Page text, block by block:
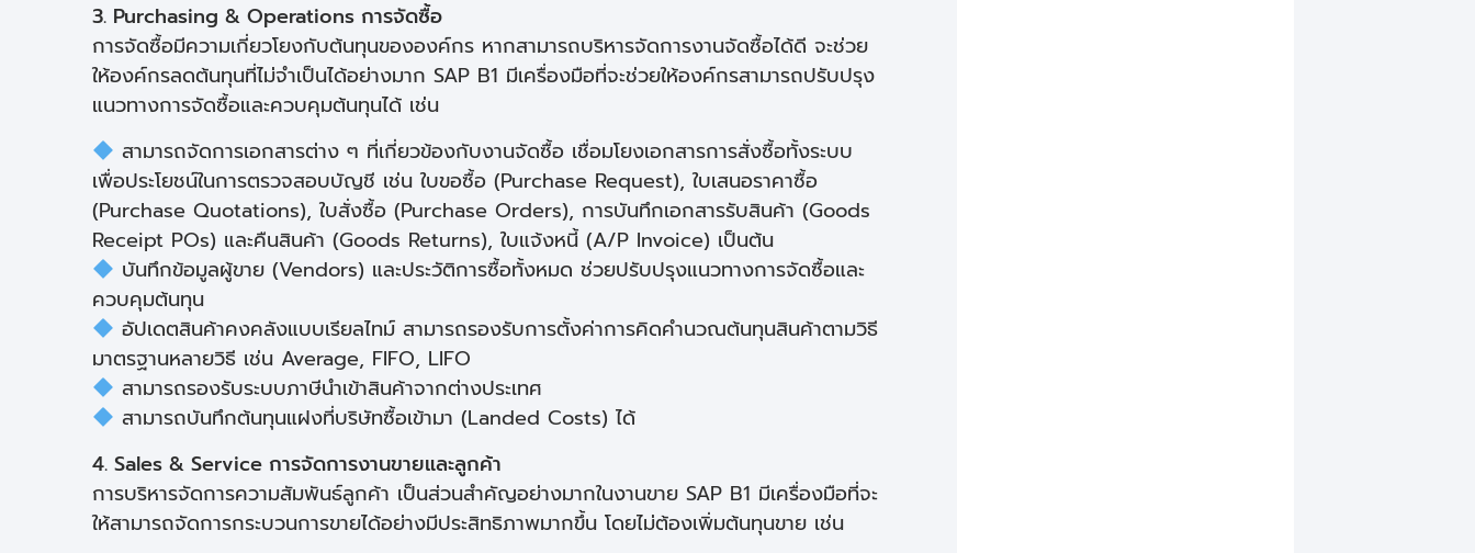
3. Purchasing & Operations การจัดซื้อ
การจัดซื้อมีความเกี่ยวโยงกับต้นทุนขององค์กร หากสามารถบริหารจัดการงานจัดซื้อได้ดี จะช่วย
ให้องค์กรลดต้นทุนที่ไม่จำเป็นได้อย่างมาก SAP B1 มีเครื่องมือที่จะช่วยให้องค์กรสามารถปรับปรุง
แนวทางการจัดซื้อและควบคุมต้นทุนได้ เช่น
สามารถจัดการเอกสารต่าง ๆ ที่เกี่ยวข้องกับงานจัดซื้อ เชื่อมโยงเอกสารการสั่งซื้อทั้งระบบ
เพื่อประโยชน์ในการตรวจสอบบัญชี เช่น ใบขอซื้อ (Purchase Request), ใบเสนอราคาซื้อ
(Purchase Quotations), ใบสั่งซื้อ (Purchase Orders), การบันทึกเอกสารรับสินค้า (Goods
Receipt POs) และคืนสินค้า (Goods Returns), ใบแจ้งหนี้ (A/P Invoice) เป็นต้น
บันทึกข้อมูลผู้ขาย (Vendors) และประวัติการซื้อทั้งหมด ช่วยปรับปรุงแนวทางการจัดซื้อและ
ควบคุมต้นทุน
อัปเดตสินค้าคงคลังแบบเรียลไทม์ สามารถรองรับการตั้งค่าการคิดคำนวณต้นทุนสินค้าตามวิธี
มาตรฐานหลายวิธี เช่น Average, FIFO, LIFO
สามารถรองรับระบบภาษีนำเข้าสินค้าจากต่างประเทศ
สามารถบันทึกต้นทุนแฝงที่บริษัทซื้อเข้ามา (Landed Costs) ได้
4. Sales & Service การจัดการงานขายและลูกค้า
การบริหารจัดการความสัมพันธ์ลูกค้า เป็นส่วนสำคัญอย่างมากในงานขาย SAP B1 มีเครื่องมือที่จะ
ให้สามารถจัดการกระบวนการขายได้อย่างมีประสิทธิภาพมากขึ้น โดยไม่ต้องเพิ่มต้นทุนขาย เช่น